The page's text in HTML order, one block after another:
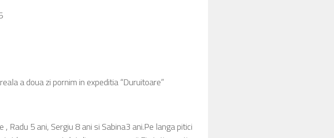
a doua zi pornim in expeditia “Duruitoare”
Radu 5 ani, Sergiu 8 ani si Sabina3 ani.Pe langa pitici